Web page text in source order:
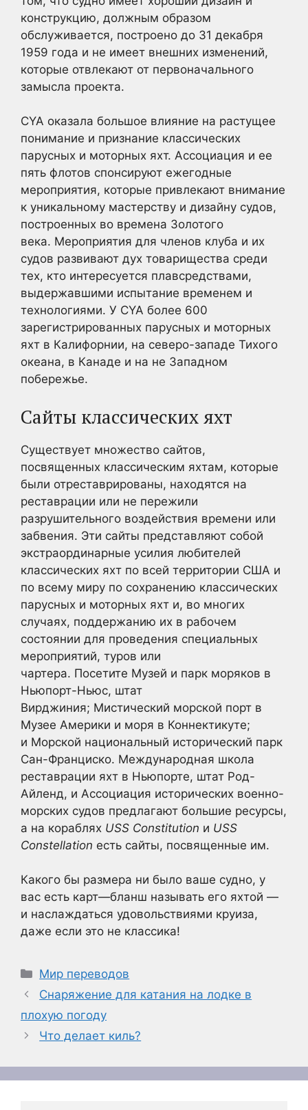
конструкцию, должным образом
обслуживается, построено до 31 декабря
1959 года и не имеет внешних изменений,
которые отвлекают от первоначального
замысла проекта.
CYA оказала большое влияние на растущее
понимание и признание классических
парусных и моторных яхт. Ассоциация и ее
пять флотов спонсируют ежегодные
мероприятия, которые привлекают внимание
к уникальному мастерству и дизайну судов,
построенных во времена Золотого
века. Мероприятия для членов клуба и их
судов развивают дух товарищества среди
тех, кто интересуется плавсредствами,
выдержавшими испытание временем и
технологиями. У CYA более 600
зарегистрированных парусных и моторных
яхт в Калифорнии, на северо-западе Тихого
океана, в Канаде и на не Западном
побережье.
Сайты классических яхт
Существует множество сайтов,
посвященных классическим яхтам, которые
были отреставрированы, находятся на
реставрации или не пережили
разрушительного воздействия времени или
забвения. Эти сайты представляют собой
экстраординарные усилия любителей
классических яхт по всей территории США и
по всему миру по сохранению классических
парусных и моторных яхт и, во многих
случаях, поддержанию их в рабочем
состоянии для проведения специальных
мероприятий, туров или
чартера. Посетите Музей и парк моряков в
Ньюпорт-Ньюс, штат
Вирджиния; Мистический морской порт в
Музее Америки и моря в Коннектикуте;
и Морской национальный исторический парк
Сан-Франциско. Международная школа
реставрации яхт в Ньюпорте, штат Род-
Айленд, и Ассоциация исторических военно-
морских судов предлагают большие ресурсы,
а на кораблях USS Constitution и USS
Constellation есть сайты, посвященные им.
Какого бы размера ни было ваше судно, у
вас есть карт—бланш называть его яхтой —
и наслаждаться удовольствиями круиза,
даже если это не классика!
Рубрики
Мир переводов
Снаряжение для катания на лодке в
плохую погоду
Что делает киль?